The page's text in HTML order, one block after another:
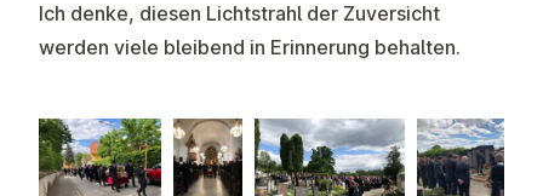
Ich denke, diesen Lichtstrahl der Zuversicht
werden viele bleibend in Erinnerung behalten.